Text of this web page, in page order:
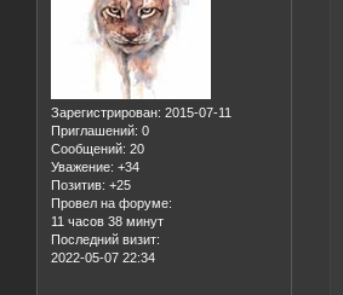
Зарегистрирован: 2015-07-11
Приглашений: 0
Сообщений: 20
Уважение: +34
Позитив: +25
Провел на форуме:
11 часов 38 минут
Последний визит:
2022-05-07 22:34